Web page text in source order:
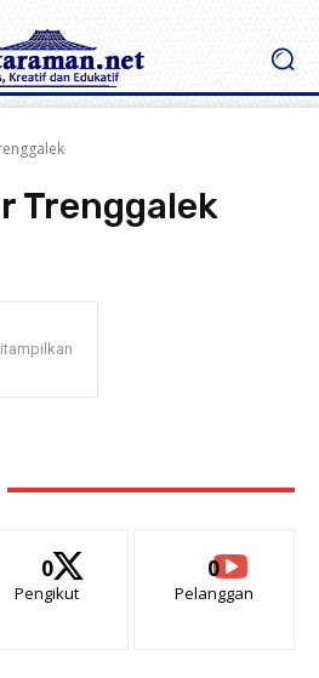
Trenggalek
0
Pengikut
0
Pelanggan